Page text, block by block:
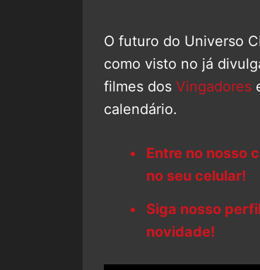
O futuro do Universo
como visto no já
filmes dos Vingadores
calendário.
Entre no nosso
no seu celular!
Siga nosso
novidade!